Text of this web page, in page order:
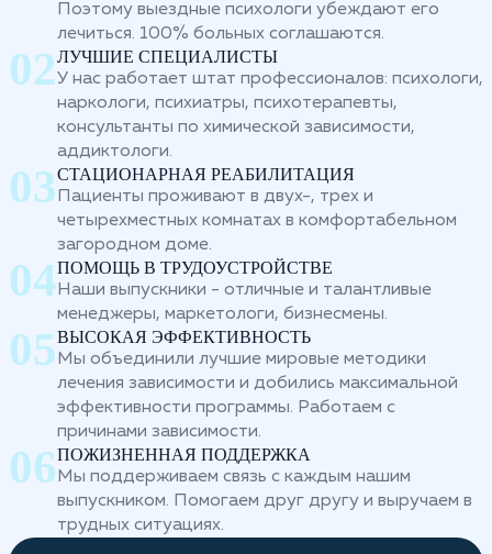
Поэтому выездные психологи убеждают его
лечиться. 100% больных соглашаются.
ЛУЧШИЕ СПЕЦИАЛИСТЫ
У нас работает штат профессионалов: психологи,
наркологи, психиатры, психотерапевты,
консультанты по химической зависимости,
аддиктологи.
СТАЦИОНАРНАЯ РЕАБИЛИТАЦИЯ
Пациенты проживают в двух-, трех и
четырехместных комнатах в комфортабельном
загородном доме.
ПОМОЩЬ В ТРУДОУСТРОЙСТВЕ
Наши выпускники - отличные и талантливые
менеджеры, маркетологи, бизнесмены.
ВЫСОКАЯ ЭФФЕКТИВНОСТЬ
Мы объединили лучшие мировые методики
лечения зависимости и добились максимальной
эффективности программы. Работаем с
причинами зависимости.
ПОЖИЗНЕННАЯ ПОДДЕРЖКА
Мы поддерживаем связь с каждым нашим
выпускником. Помогаем друг другу и выручаем в
трудных ситуациях.